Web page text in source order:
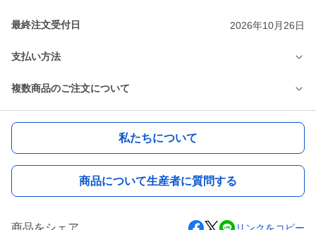
最終注文受付日 2026年10月26日
支払い方法
複数商品のご注文について
私たちについて
商品について生産者に質問する